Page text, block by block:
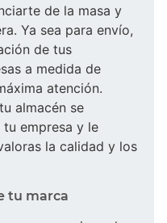
de la masa y
Ya sea para envío,
de tus
a medida de
atención.
almacén se
empresa y le
la calidad y los
tu marca